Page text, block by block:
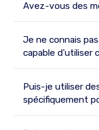
Avez-vous des
Je ne connais
capable d'utiliser
Puis-je utiliser
spécifiquement